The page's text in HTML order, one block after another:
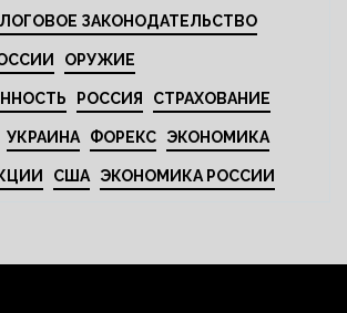
ЗАКОНОДАТЕЛЬСТВО
ОРУЖИЕ
РОССИЯ СТРАХОВАНИЕ
УКРАИНА ФОРЕКС ЭКОНОМИКА
США ЭКОНОМИКА РОССИИ